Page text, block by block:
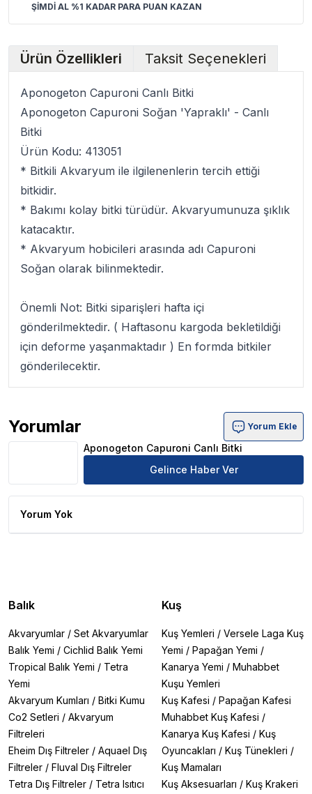
ŞİMDİ AL %1 KADAR PARA PUAN KAZAN
Ürün Özellikleri Taksit Seçenekleri
Aponogeton Capuroni Canlı Bitki
Aponogeton Capuroni Soğan 'Yapraklı' - Canlı
Bitki
Ürün Kodu: 413051
* Bitkili Akvaryum ile ilgilenenlerin tercih ettiği
bitkidir.
* Bakımı kolay bitki türüdür. Akvaryumunuza şıklık
katacaktır.
* Akvaryum hobicileri arasında adı Capuroni
Soğan olarak bilinmektedir.
Önemli Not: Bitki siparişleri hafta içi
gönderilmektedir. ( Haftasonu kargoda bekletildiği
için deforme yaşanmaktadır ) En formda bitkiler
gönderilecektir.
Yorumlar
Aponogeton Capuroni Canlı Bitki Ürün Yorumları
Yorum Ekle
Aponogeton Capuroni Canlı Bitki
Gelince Haber Ver
Yorum Yok
Balık
Akvaryumlar / Set Akvaryumlar
Balık Yemi / Cichlid Balık Yemi
Tropical Balık Yemi / Tetra
Yemi
Akvaryum Kumları / Bitki Kumu
Co2 Setleri / Akvaryum
Filtreleri
Eheim Dış Filtreler / Aquael Dış
Filtreler / Fluval Dış Filtreler
Tetra Dış Filtreler / Tetra Isıtıcı
Kuş
Kuş Yemleri / Versele Laga Kuş
Yemi / Papağan Yemi /
Kanarya Yemi / Muhabbet
Kuşu Yemleri
Kuş Kafesi / Papağan Kafesi
Muhabbet Kuş Kafesi /
Kanarya Kuş Kafesi / Kuş
Oyuncakları / Kuş Tünekleri /
Kuş Mamaları
Kuş Aksesuarları / Kuş Krakeri